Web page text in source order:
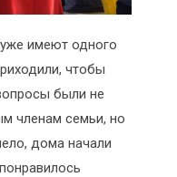
имеют одного
чтобы
были не
членам семьи, но
дома начали